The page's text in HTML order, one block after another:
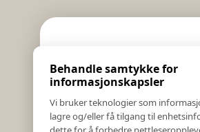
Salgs &
Registrer
Behandle samtykke for
informasjonskapsler
Vi bruker teknologier som
lagre og/eller få tilgang til
Eksklusive
tilbud
Meld deg på vårt nyhetsbrev